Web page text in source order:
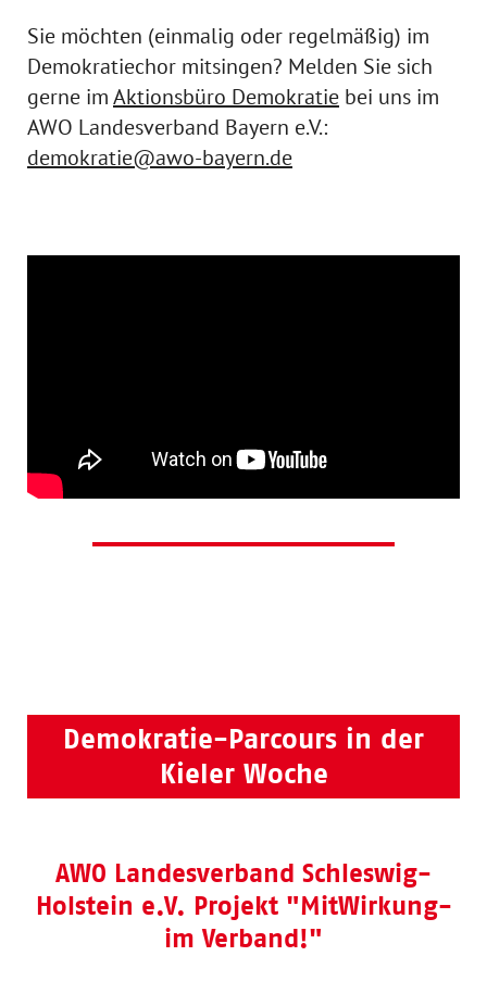
Sie möchten (einmalig oder regelmäßig) im
Demokratiechor mitsingen? Melden Sie sich
gerne imAktionsbüro Demokratie bei uns im
AWO Landesverband Bayern e.V.:
demokratie@awo-bayern.de
Demokratie-Parcours in der
Kieler Woche
AWO Landesverband Schleswig-
Holstein e.V. Projekt "MitWirkung-
im Verband!"